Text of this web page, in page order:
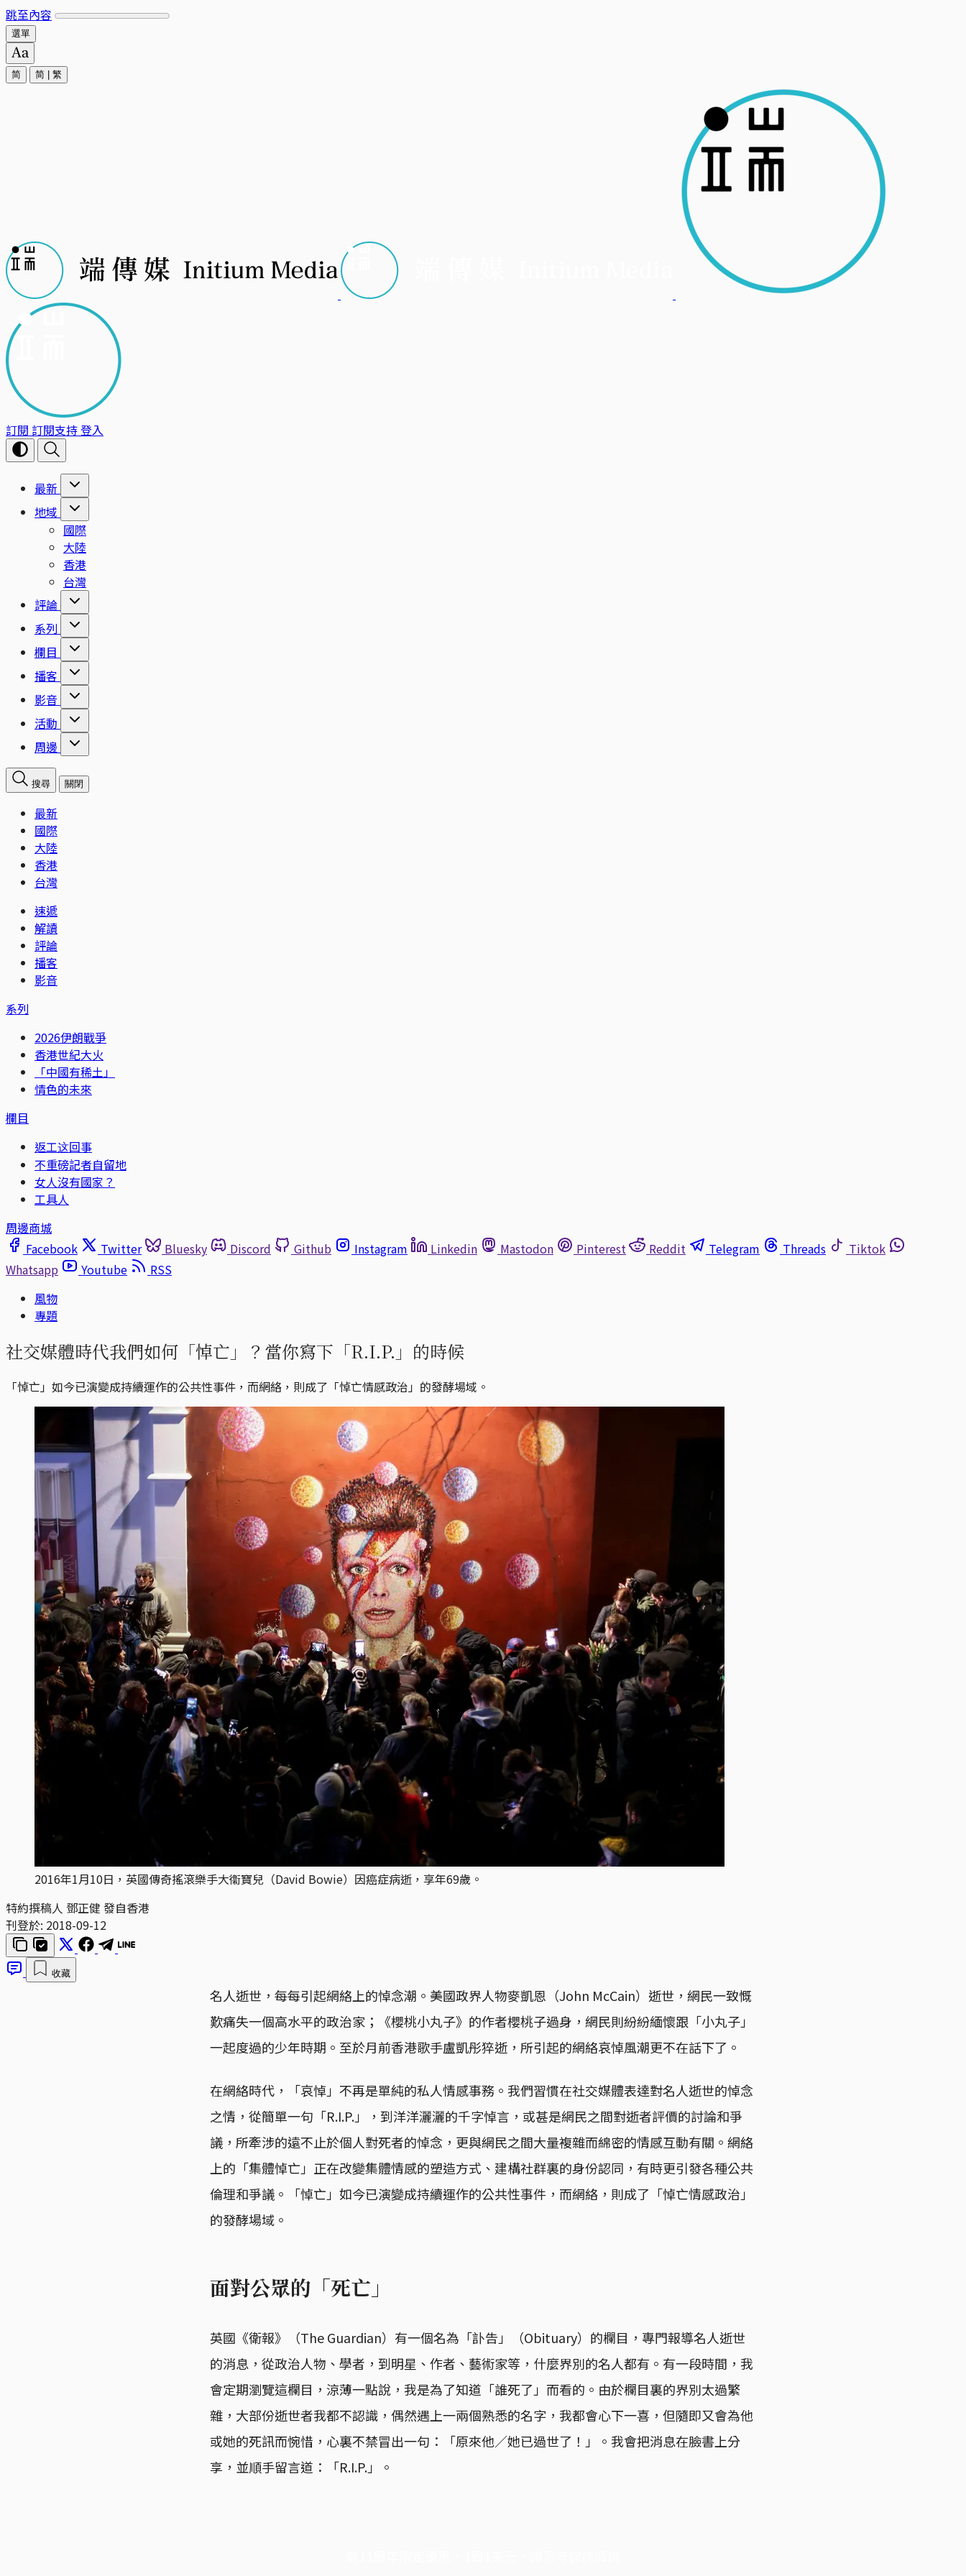
跳至內容
選單
简 简 繁
訂閱 訂閱支持登入
最新
地域
國際
大陸
香港
台灣
評論
系列
欄目
播客
影音
活動
周邊
搜尋 關閉
最新
國際
大陸
香港
台灣
速遞
解讀
評論
播客
影音
系列
2026伊朗戰爭
香港世紀大火
「中國有稀土」
情色的未來
欄目
返工这回事
不重磅記者自留地
女人沒有國家？
工具人
周邊商城
Facebook
Twitter Bluesky Discord Github Instagram Linkedin Mastodon Pinterest Reddit Telegram Threads
Tiktok
Whatsapp
Youtube
RSS
風物
專題
社交媒體時代我們如何「悼亡」？當你寫下「R.I.P.」的時候
「悼亡」如今已演變成持續運作的公共性事件，而網絡，則成了「悼亡情感政治」的發酵場域。
2016年1月10日，英國傳奇搖滾樂手大衞寶兒（David Bowie）因癌症病逝，享年69歲。
特約撰稿人 鄧正健 發自香港
刊登於: 2018-09-12
收藏
名人逝世，每每引起網絡上的悼念潮。美國政界人物麥凱恩（John McCain）逝世，網民一致慨
歎痛失一個高水平的政治家；《櫻桃小丸子》的作者櫻桃子過身，網民則紛紛緬懷跟「小丸子」
一起度過的少年時期。至於月前香港歌手盧凱彤猝逝，所引起的網絡哀悼風潮更不在話下了。
在網絡時代，「哀悼」不再是單純的私人情感事務。我們習慣在社交媒體表達對名人逝世的悼念
之情，從簡單一句「R.I.P.」，到洋洋灑灑的千字悼言，或甚是網民之間對逝者評價的討論和爭
議，所牽涉的遠不止於個人對死者的悼念，更與網民之間大量複雜而綿密的情感互動有關。網絡
上的「集體悼亡」正在改變集體情感的塑造方式、建構社群裏的身份認同，有時更引發各種公共
倫理和爭議。「悼亡」如今已演變成持續運作的公共性事件，而網絡，則成了「悼亡情感政治」
的發酵場域。
面對公眾的「死亡」
英國《衛報》（The Guardian）有一個名為「訃告」（Obituary）的欄目，專門報導名人逝世
的消息，從政治人物、學者，到明星、作者、藝術家等，什麼界別的名人都有。有一段時間，我
會定期瀏覽這欄目，涼薄一點說，我是為了知道「誰死了」而看的。由於欄目裏的界別太過繁
雜，大部份逝世者我都不認識，偶然遇上一兩個熟悉的名字，我都會心下一喜，但隨即又會為他
或她的死訊而惋惜，心裏不禁冒出一句：「原來他／她已過世了！」。我會把消息在臉書上分
享，並順手留言道：「R.I.P.」。